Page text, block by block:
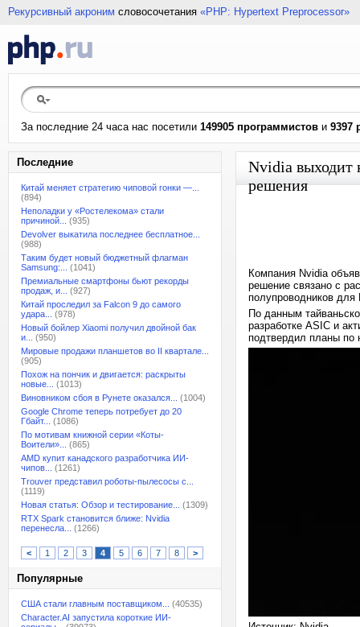
Рекурсивный акроним словосочетания «PHP: Hypertext Preprocessor»
За последние 24 часа нас посетили 149905 программистов и 9397
Последние
Китай меняет стратегию чиповой гонки —...
(894)
Неполадки у «Ростелекома» стали
причиной...
(935)
Devolver выкатила последнее бесплатное...
(988)
Таким будет новый бюджетный флагман
Samsung:...
(1041)
Премиальные смартфоны бьют рекорды
продаж, и...
(927)
Китай проследил за Falcon 9 до самого
удара...
(978)
Новый бойлер Xiaomi получил двойной бак
и...
(950)
Мировые продажи планшетов во II квартале...
(905)
Похож на пончик и двигается: раскрыты
новые...
(1013)
Виновником сбоя в Рунете оказался...
(1004)
Google Chrome теперь потребует до 20
Гбайт...
(1086)
По мотивам книжной серии «Коты-
Воители»...
(865)
AMD купит канадского разработчика ИИ-
чипов...
(1261)
Trouver представил роботы-пылесосы с...
(1119)
Новая статья: Обзор и тестирование...
(1309)
RTX Spark становится ближе: Nvidia
перенесла...
(1266)
< 1 2 3 4 5 6 7 8 >
Популярные
США стали главным поставщиком...
(40535)
Character.AI запустила короткие ИИ-
Nvidia выходит
решения
Компания Nvidia
решение связано с
полупроводников
По данным
разработке ASIC и
подтвердил планы по